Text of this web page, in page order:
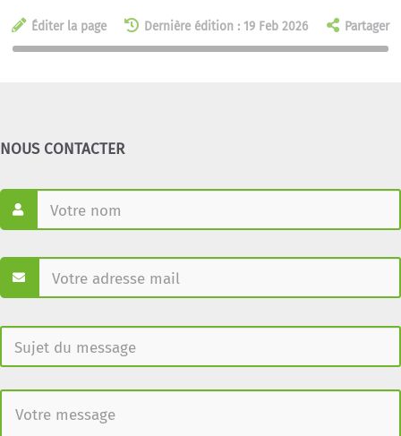
Éditer la page Dernière édition : 19 Feb 2026 Partager
NOUS CONTACTER